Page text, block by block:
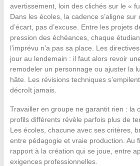
avertissement, loin des clichés sur le «
Dans les écoles, la cadence s’aligne
d’écart, pas d’excuse. Entre les projets
pression des échéances, chaque
l’imprévu n’a pas sa place. Les
jour au lendemain : il faut alors revoir
remodeler un personnage ou ajuster la
hâte. Les révisions techniques
décroît jamais.
Travailler en groupe ne garantit rien : la
profils différents révèle parfois plus de
Les écoles, chacune avec ses critères,
entre pédagogie et vraie production. Au
rapport à la création qui se joue, entre
exigences professionnelles.